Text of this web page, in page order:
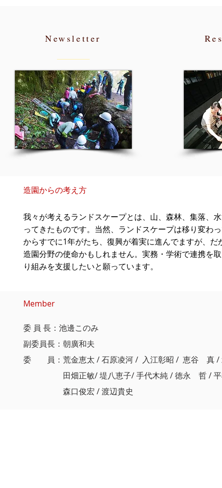
Newsletter
​Member
委 員 長：池邊このみ
副委員長：朝廣和夫
委 員：荒金恵太 / 石原凌河 / 入江彰昭 / 恵谷 真 /
田畑正敏/ 堤八恵子/ 手代木純 / 徳永 哲 / 平松
森口俊宏 / 渡辺貴史
​造園からの考え方
我々が考えるランドスケープとは、山、森林、集落、
ってきたものです。当然、ランドスケープは移り変わ
からすでに1年がたち、復興が着実に進んでますが、
造園分野の使命かもしれません。実務・学術で連携を
り組みを支援したいと願っています。